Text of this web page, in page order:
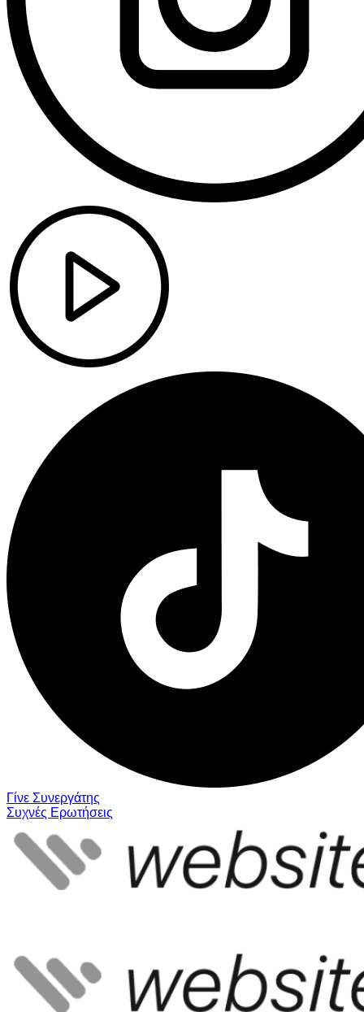
Γίνε Συνεργάτης
Συχνές Ερωτήσεις